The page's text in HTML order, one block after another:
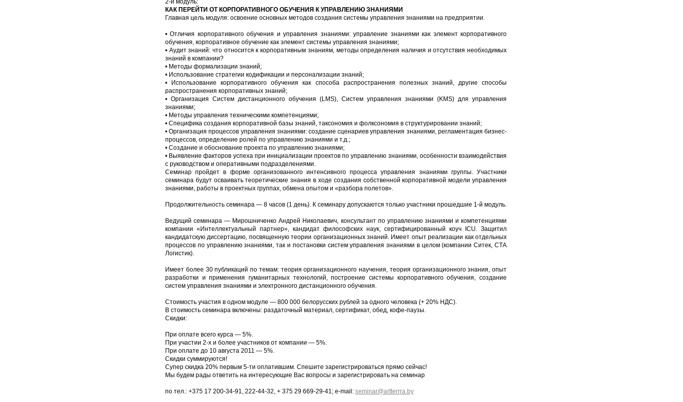
2-й модуль:
КАК ПЕРЕЙТИ ОТ КОРПОРАТИВНОГО ОБУЧЕНИЯ К УПРАВЛЕНИЮ ЗНАНИЯМИ
Главная цель модуля: освоение основных методов создания системы управления знаниями на предприятии.
• Отличия корпоративного обучения и управления знаниями: управление знаниями как элемент корпоративного
обучения, корпоративное обучение как элемент системы управления знаниями;
• Аудит знаний: что относится к корпоративным знаниям, методы определения наличия и отсутствия необходимых
знаний в компании?
• Методы формализации знаний;
• Использование стратегии кодификации и персонализации знаний;
• Использование корпоративного обучения как способа распространения полезных знаний, другие способы
распространения корпоративных знаний;
• Организация Систем дистанционного обучения (LMS), Систем управления знаниями (KMS) для управления
знаниями;
• Методы управления техническими компетенциями;
• Специфика создания корпоративной базы знаний, таксономия и фолксономия в структурировании знаний;
• Организация процессов управления знаниями: создание сценариев управления знаниями, регламентация бизнес-
процессов, определение ролей по управлению знаниями и т.д.;
• Создание и обоснование проекта по управлению знаниями;
• Выявление факторов успеха при инициализации проектов по управлению знаниями, особенности взаимодействия
с руководством и оперативными подразделениями.
Семинар пройдет в форме организованного интенсивного процесса управления знаниями группы. Участники
семинара будут осваивать теоретические знания в ходе создания собственной корпоративной модели управления
знаниями, работы в проектных группах, обмена опытом и «разбора полетов».
Продолжительность семинара — 8 часов (1 день). К семинару допускаются только участники прошедшие 1-й модуль.
Ведущий семинара — Мирошниченко Андрей Николаевич, консультант по управлению знаниями и компетенциями
компании «Интеллектуальный партнер», кандидат философских наук, сертифицированный коуч ICU. Защитил
кандидатскую диссертацию, посвященную теории организационных знаний. Имеет опыт реализации как отдельных
процессов по управлению знаниями, так и постановки систем управления знаниями в целом (компании Ситек, СТА
Логистик).
Имеет более 30 публикаций по темам: теория организационного научения, теория организационного знания, опыт
разработки и применения гуманитарных технологий, построение системы корпоративного обучения, создание
систем управления знаниями и электронного дистанционного обучения.
Стоимость участия в одном модуле — 800 000 белорусских рублей за одного человека (+ 20% НДС).
В стоимость семинара включены: раздаточный материал, сертификат, обед, кофе-паузы.
Скидки:
При оплате всего курса — 5%.
При участии 2-х и более участников от компании — 5%.
При оплате до 10 августа 2011 — 5%.
Скидки суммируются!
Супер скидка 20% первым 5-ти оплатившим. Спешите зарегистрироваться прямо сейчас!
Мы будем рады ответить на интересующие Вас вопросы и зарегистрировать на семинар
по тел.: +375 17 200-34-91, 222-44-32, + 375 29 669-29-41; e-mail: seminar@artterrra.by